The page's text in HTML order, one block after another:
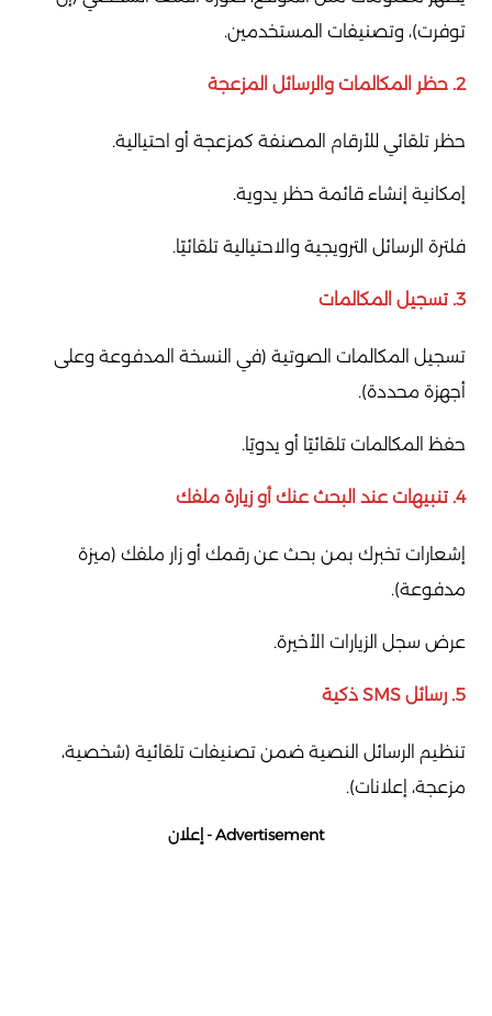
توفرت)، وتصنيفات المستخدمين.
2. حظر المكالمات والرسائل المزعجة
حظر تلقائي للأرقام المصنفة كمزعجة أو احتيالية.
إمكانية إنشاء قائمة حظر يدوية.
فلترة الرسائل الترويجية والاحتيالية تلقائيًا.
3. تسجيل المكالمات
تسجيل المكالمات الصوتية (في النسخة المدفوعة وعلى
أجهزة محددة).
حفظ المكالمات تلقائيًا أو يدويًا.
4. تنبيهات عند البحث عنك أو زيارة ملفك
إشعارات تخبرك بمن بحث عن رقمك أو زار ملفك (ميزة
مدفوعة).
عرض سجل الزيارات الأخيرة.
5. رسائل SMS ذكية
تنظيم الرسائل النصية ضمن تصنيفات تلقائية (شخصية،
مزعجة، إعلانات).
Advertisement - إعلان